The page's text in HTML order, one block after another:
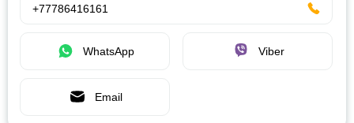
+77786416161
WhatsApp Viber
Email